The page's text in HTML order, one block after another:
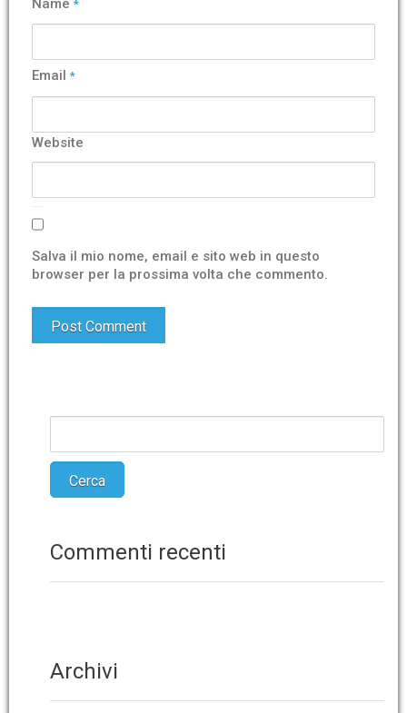
Name *
Email *
Website
Salva il mio nome, email e sito web in questo
browser per la prossima volta che commento.
Commenti recenti
Archivi